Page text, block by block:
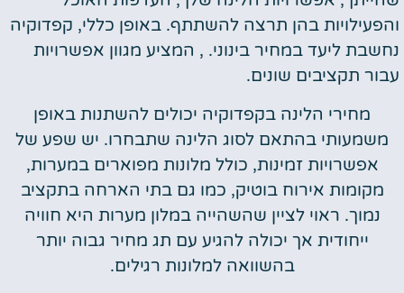
והפעילויות בהן תרצה להשתתף. באופן כללי, קפדוקיה
נחשבת ליעד במחיר בינוני. , המציע מגוון אפשרויות
עבור תקציבים שונים.
מחירי הלינה בקפדוקיה יכולים להשתנות באופן
משמעותי בהתאם לסוג הלינה שתבחרו. יש שפע של
אפשרויות זמינות, כולל מלונות מפוארים במערות,
מקומות אירוח בוטיק, כמו גם בתי הארחה בתקציב
נמוך. ראוי לציין שהשהייה במלון מערות היא חוויה
ייחודית אך יכולה להגיע עם תג מחיר גבוה יותר
בהשוואה למלונות רגילים.